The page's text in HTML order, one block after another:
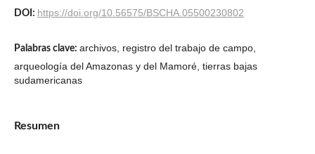
DOI: https://doi.org/10.56575/BSCHA.05500230802
Palabras clave: archivos, registro del trabajo de campo,
arqueología del Amazonas y del Mamoré, tierras bajas
sudamericanas
Resumen